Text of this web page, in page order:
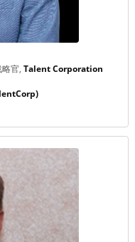
官 Talent Corporation